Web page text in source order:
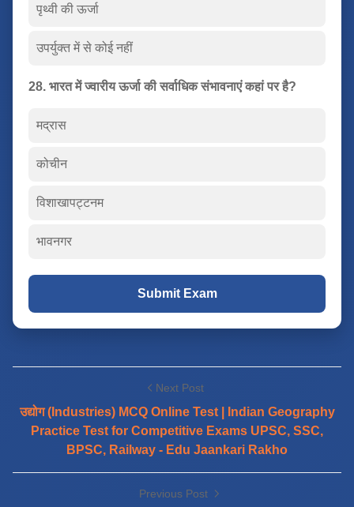
पृथ्वी की ऊर्जा
उपर्युक्त में से कोई नहीं
28. भारत में ज्वारीय ऊर्जा की सर्वाधिक संभावनाएं कहां पर है?
मद्रास
कोचीन
विशाखापट्टनम
भावनगर
Submit Exam
Next Post
उद्योग (Industries) MCQ Online Test | Indian Geography
Practice Test for Competitive Exams UPSC, SSC,
BPSC, Railway - Edu Jaankari Rakho
Previous Post